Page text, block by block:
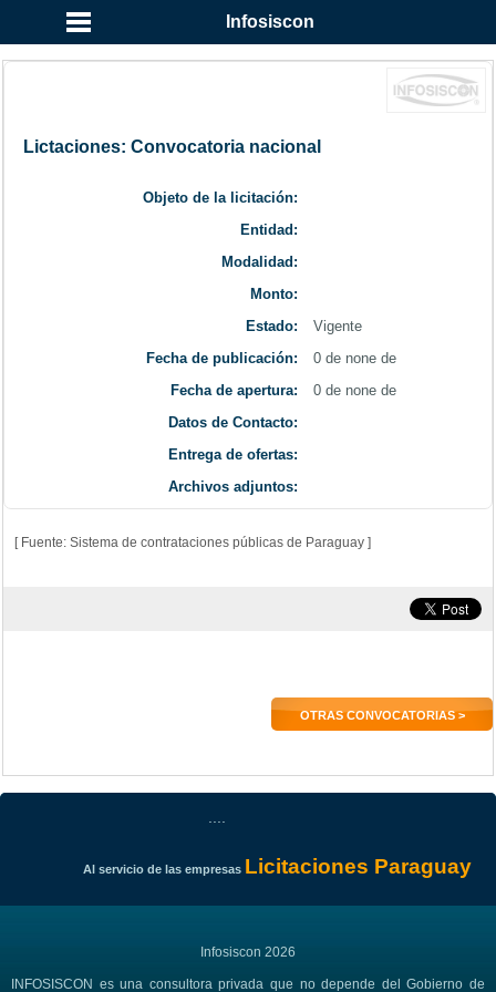
Infosiscon
Lictaciones: Convocatoria nacional
Objeto de la licitación:
Entidad:
Modalidad:
Monto:
Estado:
Vigente
Fecha de publicación:
0 de none de
Fecha de apertura:
0 de none de
Datos de Contacto:
Entrega de ofertas:
Archivos adjuntos:
[ Fuente: Sistema de contrataciones públicas de Paraguay ]
OTRAS CONVOCATORIAS >
Al servicio de las empresas Licitaciones Paraguay
Infosiscon 2026
INFOSISCON es una consultora privada que no depende del Gobierno de